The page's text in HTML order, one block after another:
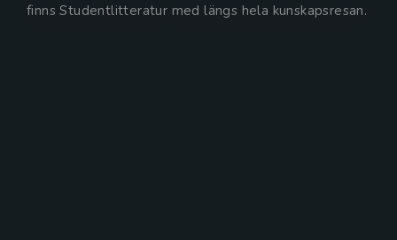
finns Studentlitteratur med längs hela kunskapsresan.